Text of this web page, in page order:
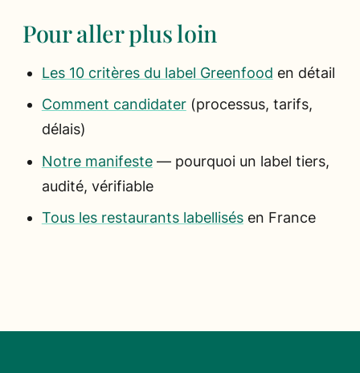
Pour aller plus loin
Les 10 critères du label Greenfood en détail
Comment candidater(processus, tarifs,
délais)
Notre manifeste— pourquoi un label tiers,
audité, vérifiable
Tous les restaurants labellisésen France